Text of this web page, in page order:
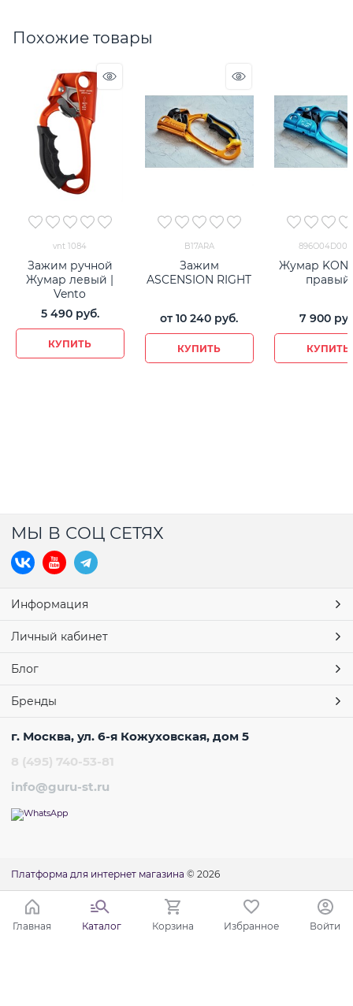
Похожие товары
vnt 1084
Зажим ручной
Жумар левый |
Vento
5 490 руб.
КУПИТЬ
B17ARA
Зажим
ASCENSION RIGHT
от10 240 руб.
КУПИТЬ
Жумар
правый
7 900
КУПИТЬ
МЫ В СОЦ СЕТЯХ
Информация
Личный кабинет
Блог
Бренды
г. Москва, ул. 6-я Кожуховская, дом 5
8 (495) 740-53-81
info@guru-st.ru
Платформа для интернет магазина © 2026
Главная Каталог Корзина Избранное Войти